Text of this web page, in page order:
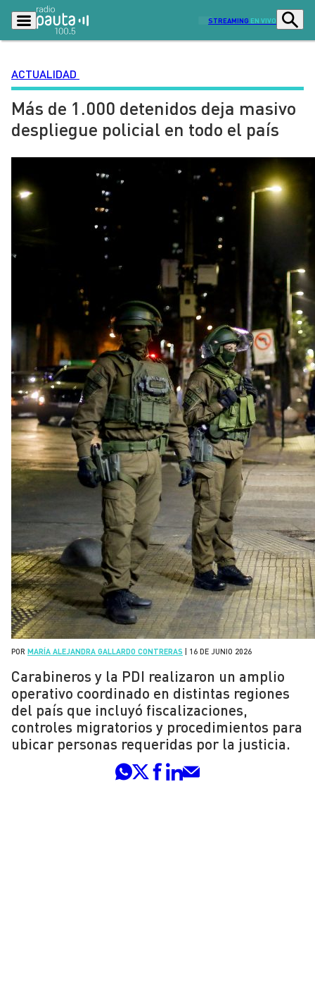
STREAMING EN VIVO
Podcasts Programas
Lo Último Actualidad
Ciudad Economía
Sostenibilidad
Tendencias Deportes
Entretención y Cultura
Señal 2
Contenido Patrocinado
ACTUALIDAD
Más de 1.000 detenidos deja masivo
despliegue policial en todo el país
POR MARÍA ALEJANDRA GALLARDO CONTRERAS 16 DE JUNIO 2026
Carabineros y la PDI realizaron un amplio
operativo coordinado en distintas regiones
del país que incluyó fiscalizaciones,
controles migratorios y procedimientos para
ubicar personas requeridas por la justicia.